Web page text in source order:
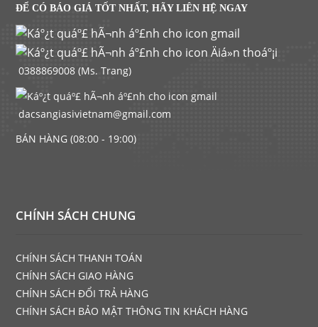
ĐỂ CÓ BÁO GIÁ TỐT NHẤT, HÃY LIÊN HỆ NGAY
0388869008 (Ms. Trang)
dacsangiasivietnam@gmail.com
BÁN HÀNG (08:00 - 19:00)
CHÍNH SÁCH CHUNG
CHÍNH SÁCH THANH TOÁN
CHÍNH SÁCH GIAO HÀNG
CHÍNH SÁCH ĐỔI TRẢ HÀNG
CHÍNH SÁCH BẢO MẬT THÔNG TIN KHÁCH HÀNG